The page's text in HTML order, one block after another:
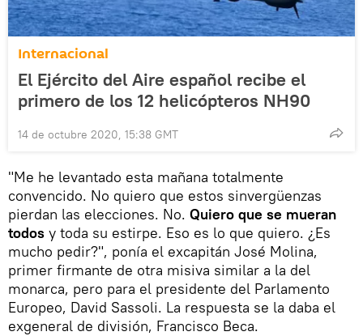
Internacional
El Ejército del Aire español recibe el
primero de los 12 helicópteros NH90
14 de octubre 2020, 15:38 GMT
"Me he levantado esta mañana totalmente
convencido. No quiero que estos sinvergüenzas
pierdan las elecciones. No. Quiero que se mueran
todos y toda su estirpe. Eso es lo que quiero. ¿Es
mucho pedir?", ponía el excapitán José Molina,
primer firmante de otra misiva similar a la del
monarca, pero para el presidente del Parlamento
Europeo, David Sassoli. La respuesta se la daba el
exgeneral de división, Francisco Beca.